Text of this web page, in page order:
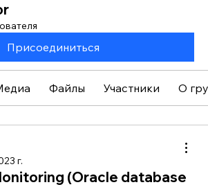
Присоединиться
Файлы Участники О
г.
(Oracle database